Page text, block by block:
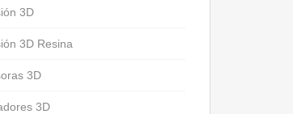
3D
3D Resina
3D
3D